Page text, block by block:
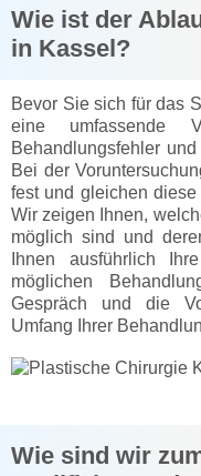
Wie ist der
in Kassel?
Bevor Sie sich für das
eine umfassende
Behandlungsfehler
Bei der
fest und gleichen
Wir zeigen Ihnen,
möglich sind und
Ihnen ausführlich
möglichen
Gespräch und die
Umfang Ihrer
Wie sind wir